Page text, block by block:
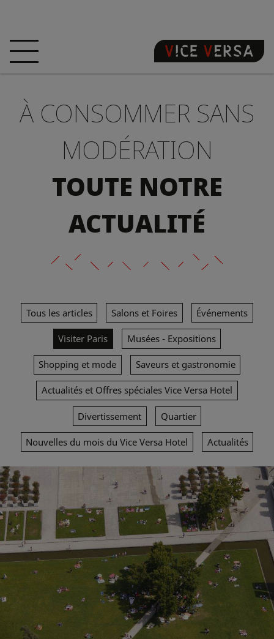
ACCUEIL CHAMBRES
OFFRES LOCALISATION
GARANTISSEZ
VOTRE PÉCHÉ
ACTUALITÉS PHOTOS
À CONSOMMER SANS
MODÉRATION
TOUTE NOTRE
ACTUALITÉ
Tous les articles Salons et Foires Événements
Visiter Paris Musées - Expositions
Shopping et mode Saveurs et gastronomie
Actualités et Offres spéciales Vice Versa Hotel
Divertissement Quartier
Nouvelles du mois du Vice Versa Hotel Actualités